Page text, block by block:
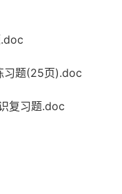
习题(25页).doc
复习题.doc